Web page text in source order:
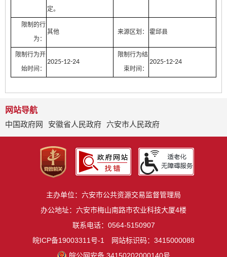
定。
限制的行
为：
其他 来源区划： 霍邱县
限制行为开
始时间：
2025-12-24
限制行为结
束时间：
2025-12-24
网站导航
中国政府网
安徽省人民政府 六安市人民政府
主办单位：六安市公共资源交易监督管理局
办公地址：六安市梅山南路市农业科技大厦4楼
联系电话：0564-5150907
皖ICP备19003311号-1
网站标识码：3415000088
皖公网安备 34150202000140号